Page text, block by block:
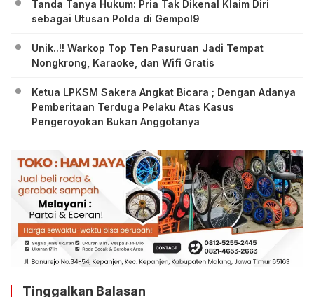
Tanda Tanya Hukum: Pria Tak Dikenal Klaim Diri
sebagai Utusan Polda di Gempol9
Unik..!! Warkop Top Ten Pasuruan Jadi Tempat
Nongkrong, Karaoke, dan Wifi Gratis
Ketua LPKSM Sakera Angkat Bicara ; Dengan Adanya
Pemberitaan Terduga Pelaku Atas Kasus
Pengeroyokan Bukan Anggotanya
Tinggalkan Balasan